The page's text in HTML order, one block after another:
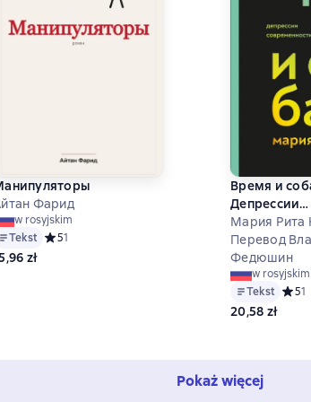
Фарид
w rosyjskim
Tekst Средний рейтинг 5 на основе 1 оценок
51
zł
Время и
Депрессии
Мария Рита
Перевод
Федюшин
w rosyjskim
Tekst
51
20,58 zł
Pokaż więcej